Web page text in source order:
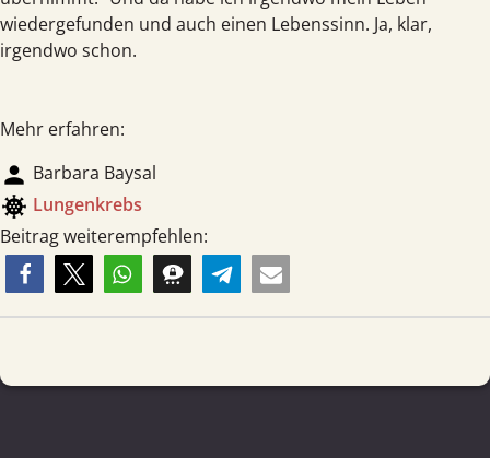
wiedergefunden und auch einen Lebenssinn. Ja, klar,
irgendwo schon.
Mehr erfahren:
person Barbara Baysal
coronavirus Lungen­krebs
Beitrag weiterempfehlen: